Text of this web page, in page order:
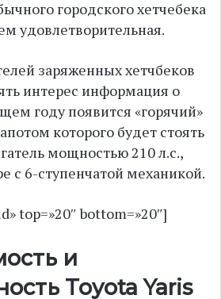
городского хетчебека
удовлетворительная.
заряженных хетчбеков
интерес информация о
году появится «горячий»
которого будет стоять
мощностью 210 л.с.,
с 6-ступенчатой механикой.
top=»20″ bottom=»20″]
и
Toyota Yaris